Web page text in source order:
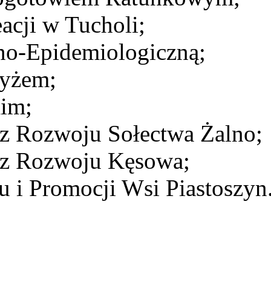
w Tucholi;
Epidemiologiczną;
Rozwoju Sołectwa Żalno;
Rozwoju Kęsowa;
i Promocji Wsi